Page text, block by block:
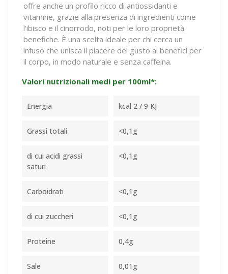
offre anche un profilo ricco di antiossidanti e
vitamine, grazie alla presenza di ingredienti come
l'ibisco e il cinorrodo, noti per le loro proprietà
benefiche. È una scelta ideale per chi cerca un
infuso che unisca il piacere del gusto ai benefici per
il corpo, in modo naturale e senza caffeina.
Valori nutrizionali medi per 100ml*:
Energia kcal 2 / 9 KJ
Grassi totali <0,1g
di cui acidi grassi
saturi
<0,1g
Carboidrati <0,1g
di cui zuccheri <0,1g
Proteine 0,4g
Sale 0,01g